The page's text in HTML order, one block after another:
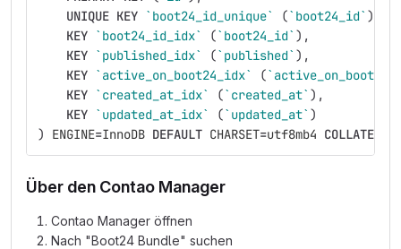
UNIQUE KEY `boot24_id_unique` (`boot24_id` ),
KEY `boot24_id_idx` (`boot24_id` ),
KEY `published_idx` (`published` ),
KEY `active_on_boot24_idx` (`active_on_boot24`
KEY `created_at_idx` (`created_at` ),
KEY `updated_at_idx` (`updated_at` )
)
ENGINE=InnoDB DEFAULT CHARSET=utf8mb4 COLLATE
Über den Contao Manager
Contao Manager öffnen
Nach "Boot24 Bundle" suchen